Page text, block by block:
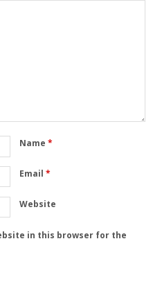
Name *
Email *
Website
in this browser for the